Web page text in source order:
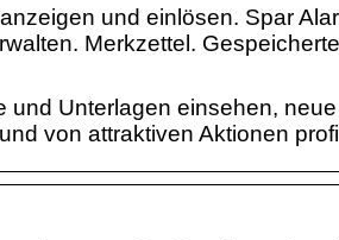
und einlösen. Spar
Merkzettel. Gespeicherte
und Unterlagen einsehen,
von attraktiven Aktionen